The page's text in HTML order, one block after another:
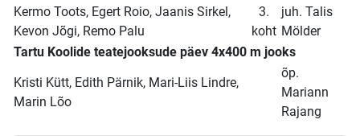
Kermo Toots, Egert Roio, Jaanis Sirkel,
Kevon Jõgi, Remo Palu
3.
koht
juh. Talis
Mölder
Tartu Koolide teatejooksude päev 4x400 m jooks
Kristi Kütt, Edith Pärnik, Mari-Liis Lindre,
Marin Lõo
õp.
Mariann
Rajang